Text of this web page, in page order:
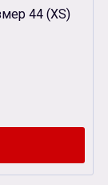
44 (XS)